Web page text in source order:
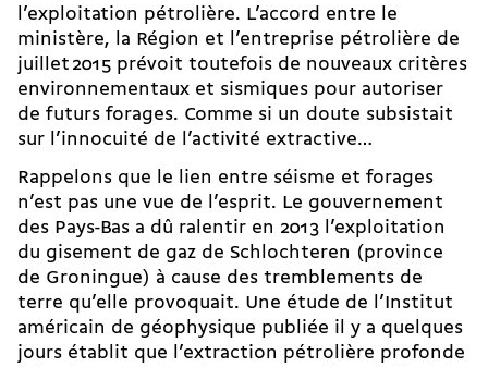
l’exploitation pétrolière. L’accord entre le
ministère, la Région et l’entreprise pétrolière de
juillet 2015 prévoit toutefois de nouveaux critères
environnementaux et sismiques pour autoriser
de futurs forages. Comme si un doute subsistait
sur l’innocuité de l’activité extractive…
Rappelons que le lien entre séisme et forages
n’est pas une vue de l’esprit. Le gouvernement
des Pays-Bas a dû ralentir en 2013 l’exploitation
du gisement de gaz de Schlochteren (province
de Groningue) à cause des tremblements de
terre qu’elle provoquait. Une étude de l’Institut
américain de géophysique publiée il y a quelques
jours établit que l’extraction pétrolière profonde